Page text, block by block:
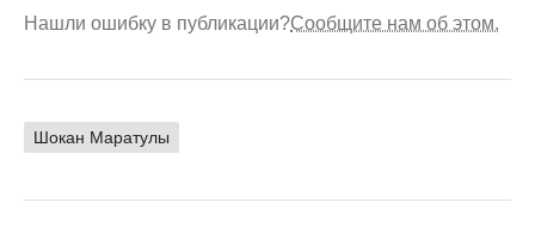
Нашли ошибку в публикации?Сообщите нам об этом.
Шокан Маратулы